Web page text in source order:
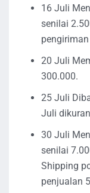
16 Juli
senilai
20 Juli
300.000.
25 Juli
Juli
30 Juli
senilai
Shipping
penjualan